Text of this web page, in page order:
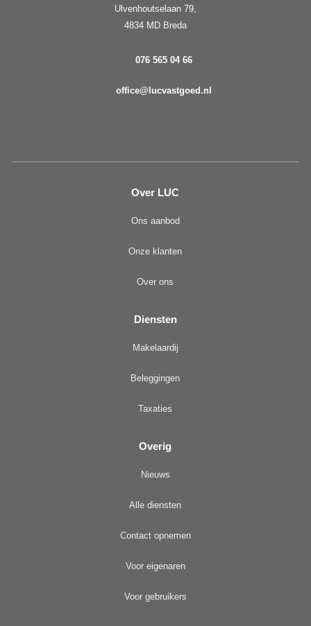
Ulvenhoutselaan 79,
4834 MD Breda
076 565 04 66
office@lucvastgoed.nl
Over LUC
Ons aanbod
Onze klanten
Over ons
Diensten
Makelaardij
Beleggingen
Taxaties
Overig
Nieuws
Alle diensten
Contact opnemen
Voor eigenaren
Voor gebruikers